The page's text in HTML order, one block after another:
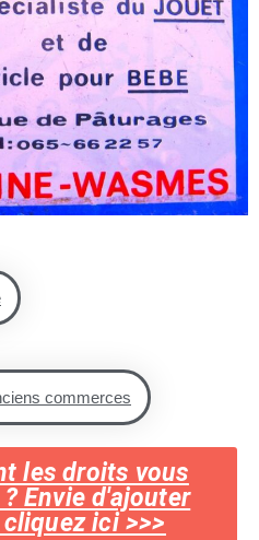
commerces
les droits vous
Envie d'ajouter
ici >>>